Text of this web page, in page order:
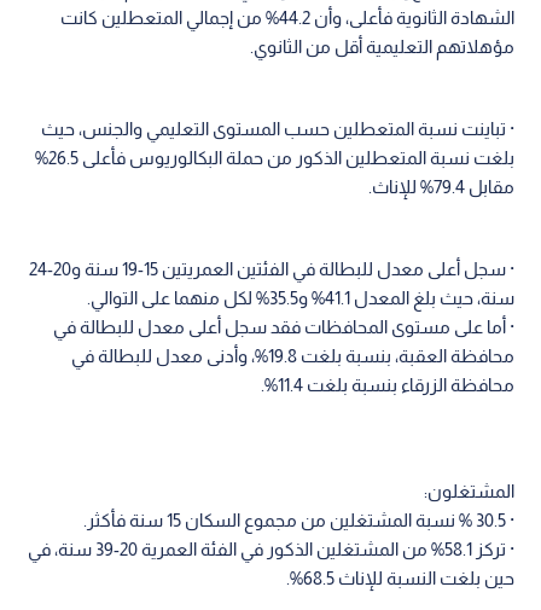
الشهادة الثانوية فأعلى، وأن 44.2% من إجمالي المتعطلين كانت
مؤهلاتهم التعليمية أقل من الثانوي.
· تباينت نسبة المتعطلين حسب المستوى التعليمي والجنس، حيث
بلغت نسبة المتعطلين الذكور من حملة البكالوريوس فأعلى 26.5%
مقابل 79.4% للإناث.
· سجل أعلى معدل للبطالة في الفئتين العمريتين 15-19 سنة و20-24
سنة، حيث بلغ المعدل 41.1% و35.5% لكل منهما على التوالي.
· أما على مستوى المحافظات فقد سجل أعلى معدل للبطالة في
محافظة العقبة، بنسبة بلغت 19.8%، وأدنى معدل للبطالة في
محافظة الزرقاء بنسبة بلغت 11.4%.
المشتغلون:
· 30.5 % نسبة المشتغلين من مجموع السكان 15 سنة فأكثر.
· تركز 58.1% من المشتغلين الذكور في الفئة العمرية 20-39 سنة، في
حين بلغت النسبة للإناث 68.5%.